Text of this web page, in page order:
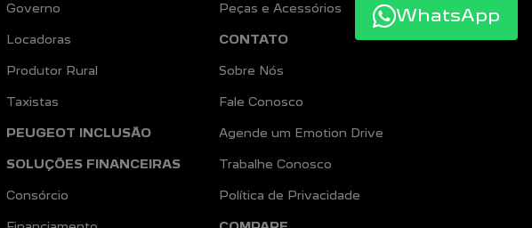
Governo
Locadoras
Produtor Rural
Taxistas
PEUGEOT INCLUSÃO
SOLUÇÕES FINANCEIRAS
Consórcio
Peças e Acessórios
CONTATO
Sobre Nós
Fale Conosco
Agende um Emotion Drive
Trabalhe Conosco
Política de Privacidade
WhatsApp